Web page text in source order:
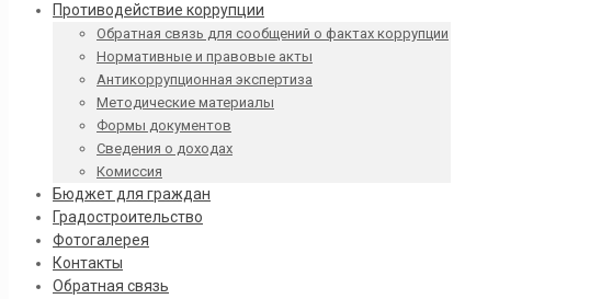
Противодействие коррупции
Обратная связь для сообщений о фактах коррупции
Нормативные и правовые акты
Антикоррупционная экспертиза
Методические материалы
Формы документов
Сведения о доходах
Комиссия
Бюджет для граждан
Градостроительство
Фотогалерея
Контакты
Обратная связь